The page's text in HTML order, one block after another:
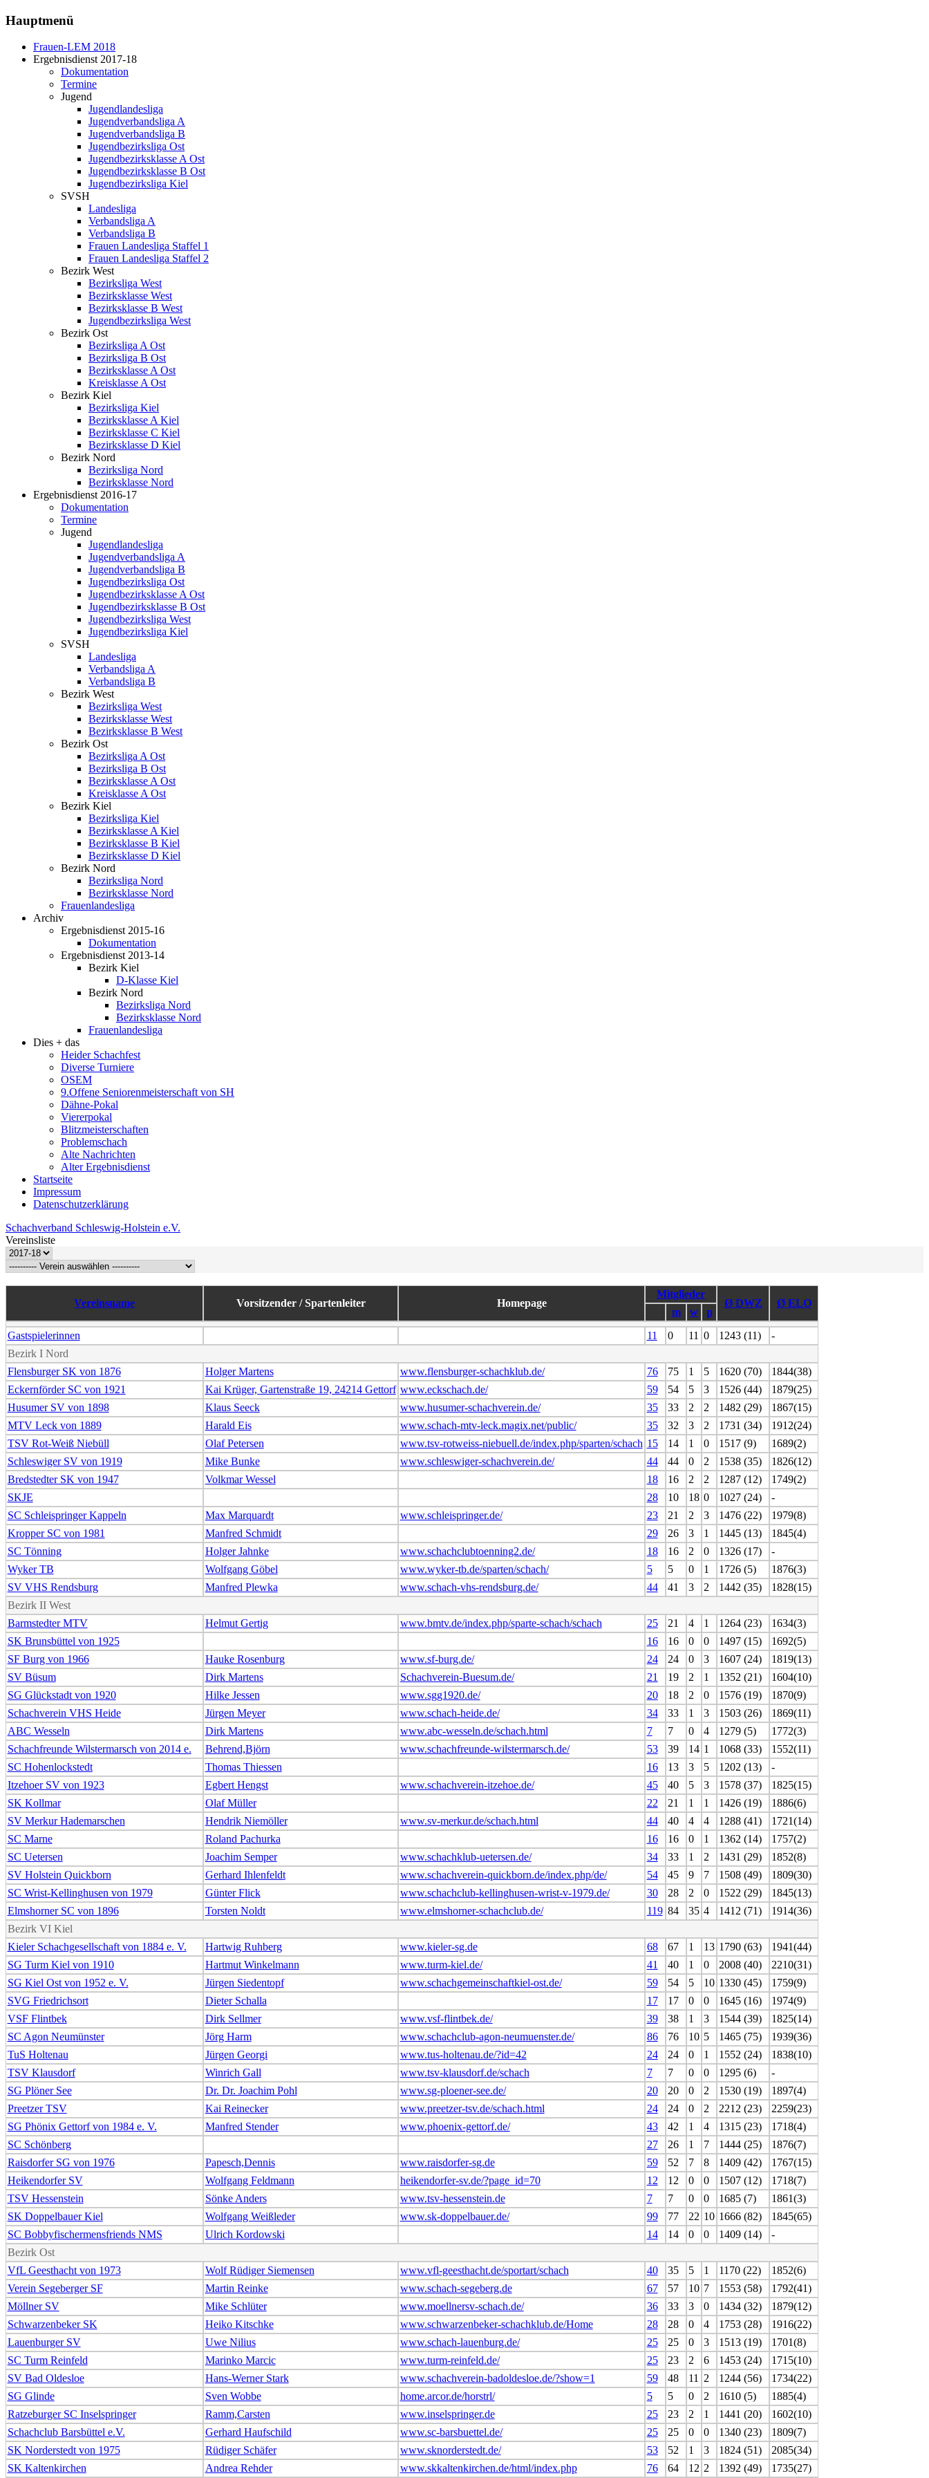
Hauptmenü
Frauen-LEM 2018
Ergebnisdienst 2017-18
Dokumentation
Termine
Jugend
Jugendlandesliga
Jugendverbandsliga A
Jugendverbandsliga B
Jugendbezirksliga Ost
Jugendbezirksklasse A Ost
Jugendbezirksklasse B Ost
Jugendbezirksliga Kiel
SVSH
Landesliga
Verbandsliga A
Verbandsliga B
Frauen Landesliga Staffel 1
Frauen Landesliga Staffel 2
Bezirk West
Bezirksliga West
Bezirksklasse West
Bezirksklasse B West
Jugendbezirksliga West
Bezirk Ost
Bezirksliga A Ost
Bezirksliga B Ost
Bezirksklasse A Ost
Kreisklasse A Ost
Bezirk Kiel
Bezirksliga Kiel
Bezirksklasse A Kiel
Bezirksklasse C Kiel
Bezirksklasse D Kiel
Bezirk Nord
Bezirksliga Nord
Bezirksklasse Nord
Ergebnisdienst 2016-17
Dokumentation
Termine
Jugend
Jugendlandesliga
Jugendverbandsliga A
Jugendverbandsliga B
Jugendbezirksliga Ost
Jugendbezirksklasse A Ost
Jugendbezirksklasse B Ost
Jugendbezirksliga West
Jugendbezirksliga Kiel
SVSH
Landesliga
Verbandsliga A
Verbandsliga B
Bezirk West
Bezirksliga West
Bezirksklasse West
Bezirksklasse B West
Bezirk Ost
Bezirksliga A Ost
Bezirksliga B Ost
Bezirksklasse A Ost
Kreisklasse A Ost
Bezirk Kiel
Bezirksliga Kiel
Bezirksklasse A Kiel
Bezirksklasse B Kiel
Bezirksklasse D Kiel
Bezirk Nord
Bezirksliga Nord
Bezirksklasse Nord
Frauenlandesliga
Archiv
Ergebnisdienst 2015-16
Dokumentation
Ergebnisdienst 2013-14
Bezirk Kiel
D-Klasse Kiel
Bezirk Nord
Bezirksliga Nord
Bezirksklasse Nord
Frauenlandesliga
Dies + das
Heider Schachfest
Diverse Turniere
OSEM
9.Offene Seniorenmeisterschaft von SH
Dähne-Pokal
Viererpokal
Blitzmeisterschaften
Problemschach
Alte Nachrichten
Alter Ergebnisdienst
Startseite
Impressum
Datenschutzerklärung
Schachverband Schleswig-Holstein e.V.
Vereinsliste
Vereinsname Vorsitzender / Spartenleiter Homepage
Mitglieder
Ø DWZ Ø ELO
m w
p
Gastspielerinnen
11 0 11 0 1243 (11)
-
Bezirk I Nord
Flensburger SK von 1876
Holger Martens www.flensburger-schachklub.de/ 76 75 1 5 1620 (70)
1844(38)
Eckernförder SC von 1921
Kai Krüger, Gartenstraße 19, 24214 Gettorf www.eckschach.de/ 59 54 5 3 1526 (44)
1879(25)
Husumer SV von 1898
Klaus Seeck www.husumer-schachverein.de/ 35 33 2 2 1482 (29)
1867(15)
MTV Leck von 1889
Harald Eis www.schach-mtv-leck.magix.net/public/ 35 32 3 2 1731 (34)
1912(24)
TSV Rot-Weiß Niebüll
Olaf Petersen www.tsv-rotweiss-niebuell.de/index.php/sparten/schach 15 14 1 0 1517 (9)
1689(2)
Schleswiger SV von 1919
Mike Bunke www.schleswiger-schachverein.de/ 44 44 0 2 1538 (35)
1826(12)
Bredstedter SK von 1947
Volkmar Wessel 18 16 2 2 1287 (12)
1749(2)
SKJE
28 10 18 0 1027 (24)
-
SC Schleispringer Kappeln
Max Marquardt www.schleispringer.de/ 23 21 2 3 1476 (22)
1979(8)
Kropper SC von 1981
Manfred Schmidt 29 26 3 1 1445 (13)
1845(4)
SC Tönning
Holger Jahnke www.schachclubtoenning2.de/ 18 16 2 0 1326 (17)
-
Wyker TB
Wolfgang Göbel www.wyker-tb.de/sparten/schach/ 5 5 0 1 1726 (5)
1876(3)
SV VHS Rendsburg
Manfred Plewka www.schach-vhs-rendsburg.de/ 44 41 3 2 1442 (35)
1828(15)
Bezirk II West
Barmstedter MTV
Helmut Gertig www.bmtv.de/index.php/sparte-schach/schach 25 21 4 1 1264 (23)
1634(3)
SK Brunsbüttel von 1925
16 16 0 0 1497 (15)
1692(5)
SF Burg von 1966
Hauke Rosenburg www.sf-burg.de/ 24 24 0 3 1607 (24)
1819(13)
SV Büsum
Dirk Martens Schachverein-Buesum.de/ 21 19 2 1 1352 (21)
1604(10)
SG Glückstadt von 1920
Hilke Jessen www.sgg1920.de/ 20 18 2 0 1576 (19)
1870(9)
Schachverein VHS Heide
Jürgen Meyer www.schach-heide.de/ 34 33 1 3 1503 (26)
1869(11)
ABC Wesseln
Dirk Martens www.abc-wesseln.de/schach.html 7 7 0 4 1279 (5)
1772(3)
Schachfreunde Wilstermarsch von 2014 e.
Behrend,Björn www.schachfreunde-wilstermarsch.de/ 53 39 14 1 1068 (33)
1552(11)
SC Hohenlockstedt
Thomas Thiessen 16 13 3 5 1202 (13)
-
Itzehoer SV von 1923
Egbert Hengst www.schachverein-itzehoe.de/ 45 40 5 3 1578 (37)
1825(15)
SK Kollmar
Olaf Müller 22 21 1 1 1426 (19)
1886(6)
SV Merkur Hademarschen
Hendrik Niemöller www.sv-merkur.de/schach.html 44 40 4 4 1288 (41)
1721(14)
SC Marne
Roland Pachurka 16 16 0 1 1362 (14)
1757(2)
SC Uetersen
Joachim Semper www.schachklub-uetersen.de/ 34 33 1 2 1431 (29)
1852(8)
SV Holstein Quickborn
Gerhard Ihlenfeldt www.schachverein-quickborn.de/index.php/de/ 54 45 9 7 1508 (49)
1809(30)
SC Wrist-Kellinghusen von 1979
Günter Flick www.schachclub-kellinghusen-wrist-v-1979.de/ 30 28 2 0 1522 (29)
1845(13)
Elmshorner SC von 1896
Torsten Noldt www.elmshorner-schachclub.de/ 119 84 35 4 1412 (71)
1914(36)
Bezirk VI Kiel
Kieler Schachgesellschaft von 1884 e. V.
Hartwig Ruhberg www.kieler-sg.de 68 67 1 13 1790 (63)
1941(44)
SG Turm Kiel von 1910
Hartmut Winkelmann www.turm-kiel.de/ 41 40 1 0 2008 (40)
2210(31)
SG Kiel Ost von 1952 e. V.
Jürgen Siedentopf www.schachgemeinschaftkiel-ost.de/ 59 54 5 10 1330 (45)
1759(9)
SVG Friedrichsort
Dieter Schalla 17 17 0 0 1645 (16)
1974(9)
VSF Flintbek
Dirk Sellmer www.vsf-flintbek.de/ 39 38 1 3 1544 (39)
1825(14)
SC Agon Neumünster
Jörg Harm www.schachclub-agon-neumuenster.de/ 86 76 10 5 1465 (75)
1939(36)
TuS Holtenau
Jürgen Georgi www.tus-holtenau.de/?id=42 24 24 0 1 1552 (24)
1838(10)
TSV Klausdorf
Winrich Gall www.tsv-klausdorf.de/schach 7 7 0 0 1295 (6)
-
SG Plöner See
Dr. Dr. Joachim Pohl www.sg-ploener-see.de/ 20 20 0 2 1530 (19)
1897(4)
Preetzer TSV
Kai Reinecker www.preetzer-tsv.de/schach.html 24 24 0 2 2212 (23)
2259(23)
SG Phönix Gettorf von 1984 e. V.
Manfred Stender www.phoenix-gettorf.de/ 43 42 1 4 1315 (23)
1718(4)
SC Schönberg
27 26 1 7 1444 (25)
1876(7)
Raisdorfer SG von 1976
Papesch,Dennis www.raisdorfer-sg.de 59 52 7 8 1409 (42)
1767(15)
Heikendorfer SV
Wolfgang Feldmann heikendorfer-sv.de/?page_id=70 12 12 0 0 1507 (12)
1718(7)
TSV Hessenstein
Sönke Anders www.tsv-hessenstein.de 7 7 0 0 1685 (7)
1861(3)
SK Doppelbauer Kiel
Wolfgang Weißleder www.sk-doppelbauer.de/ 99 77 22 10 1666 (82)
1845(65)
SC Bobbyfischermensfriends NMS
Ulrich Kordowski 14 14 0 0 1409 (14)
-
Bezirk Ost
VfL Geesthacht von 1973
Wolf Rüdiger Siemensen www.vfl-geesthacht.de/sportart/schach 40 35 5 1 1170 (22)
1852(6)
Verein Segeberger SF
Martin Reinke www.schach-segeberg.de 67 57 10 7 1553 (58)
1792(41)
Möllner SV
Mike Schlüter www.moellnersv-schach.de/ 36 33 3 0 1434 (32)
1879(12)
Schwarzenbeker SK
Heiko Kitschke www.schwarzenbeker-schachklub.de/Home 28 28 0 4 1753 (28)
1916(22)
Lauenburger SV
Uwe Nilius www.schach-lauenburg.de/ 25 25 0 3 1513 (19)
1701(8)
SC Turm Reinfeld
Marinko Marcic www.turm-reinfeld.de/ 25 23 2 6 1453 (24)
1715(10)
SV Bad Oldesloe
Hans-Werner Stark www.schachverein-badoldesloe.de/?show=1 59 48 11 2 1244 (56)
1734(22)
SG Glinde
Sven Wobbe home.arcor.de/horstrl/ 5 5 0 2 1610 (5)
1885(4)
Ratzeburger SC Inselspringer
Ramm,Carsten www.inselspringer.de 25 23 2 1 1441 (20)
1602(10)
Schachclub Barsbüttel e.V.
Gerhard Haufschild www.sc-barsbuettel.de/ 25 25 0 0 1340 (23)
1809(7)
SK Norderstedt von 1975
Rüdiger Schäfer www.sknorderstedt.de/ 53 52 1 3 1824 (51)
2085(34)
SK Kaltenkirchen
Andrea Rehder www.skkaltenkirchen.de/html/index.php 76 64 12 2 1392 (49) 1735(27)